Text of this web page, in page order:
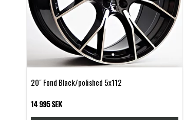
20" Fond Black/polished 5x112
14 995 SEK